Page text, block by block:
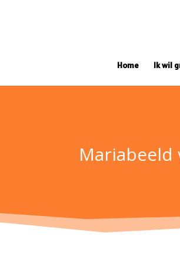
Home Ik wil
Mariabeeld